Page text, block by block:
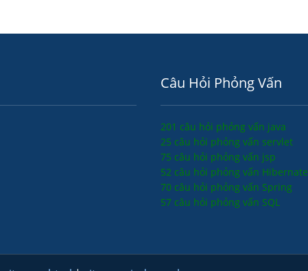
Câu Hỏi Phỏng Vấn
201 câu hỏi phỏng vấn java
25 câu hỏi phỏng vấn servlet
75 câu hỏi phỏng vấn jsp
52 câu hỏi phỏng vấn Hibernate
70 câu hỏi phỏng vấn Spring
57 câu hỏi phỏng vấn SQL